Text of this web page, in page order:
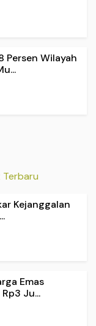
Persen Wilayah
Terbaru
Kejanggalan
Emas
Ju...